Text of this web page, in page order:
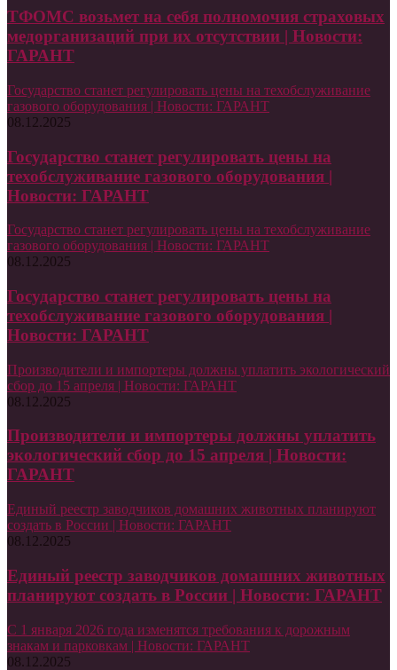
ТФОМС возьмет на себя полномочия страховых
медорганизаций при их отсутствии | Новости:
ГАРАНТ
Государство станет регулировать цены на техобслуживание
газового оборудования | Новости: ГАРАНТ
08.12.2025
Государство станет регулировать цены на
техобслуживание газового оборудования |
Новости: ГАРАНТ
Государство станет регулировать цены на техобслуживание
газового оборудования | Новости: ГАРАНТ
08.12.2025
Государство станет регулировать цены на
техобслуживание газового оборудования |
Новости: ГАРАНТ
Производители и импортеры должны уплатить экологический
сбор до 15 апреля | Новости: ГАРАНТ
08.12.2025
Производители и импортеры должны уплатить
экологический сбор до 15 апреля | Новости:
ГАРАНТ
Единый реестр заводчиков домашних животных планируют
создать в России | Новости: ГАРАНТ
08.12.2025
Единый реестр заводчиков домашних животных
планируют создать в России | Новости: ГАРАНТ
С 1 января 2026 года изменятся требования к дорожным
знакам и парковкам | Новости: ГАРАНТ
08.12.2025